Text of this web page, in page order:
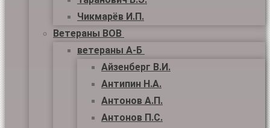
Чикмарёв И.П.
Ветераны ВОВ
ветераны А-Б
Айзенберг В.И.
Антипин Н.А.
Антонов А.П.
Антонов П.С.